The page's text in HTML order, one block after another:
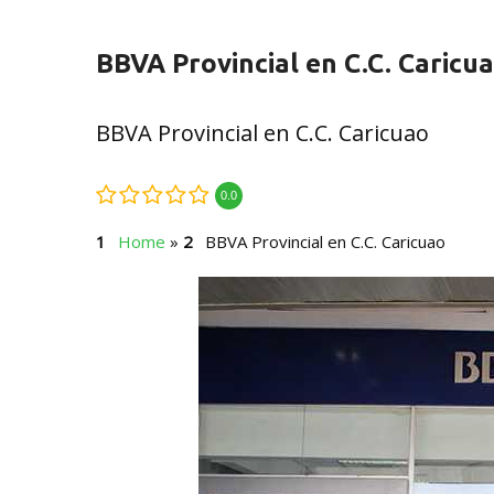
BBVA Provincial en C.C.
BBVA Provincial en C.C. Caricuao
0.0
Home » BBVA Provincial en C.C. Caricuao